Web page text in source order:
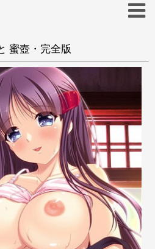
う え
く け こ
す せ そ
つ て と
ぬ の
ふ ほ
蜜壺・完全版
和姦
夏
田舎